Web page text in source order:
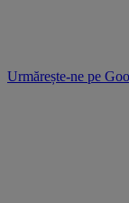
Urmărește-ne pe